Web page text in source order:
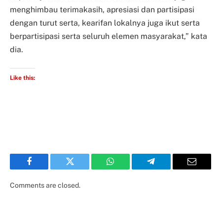
menghimbau terimakasih, apresiasi dan partisipasi
dengan turut serta, kearifan lokalnya juga ikut serta
berpartisipasi serta seluruh elemen masyarakat,” kata
dia.
Like this:
Facebook Twitter WhatsApp Telegram Email
Comments are closed.